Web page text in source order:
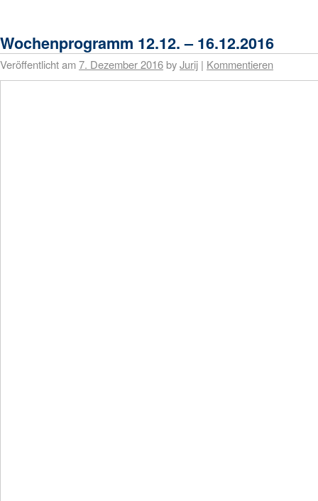
Wochenprogramm 12.12. – 16.12.2016
Veröffentlicht am7. Dezember 2016byJurij | Kommentieren